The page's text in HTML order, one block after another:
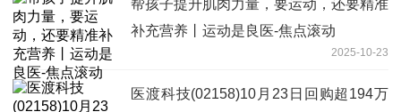
帮孩子提升肌肉力量，要运动，还要精准
补充营养丨运动是良医-焦点滚动
2025-10-23
医渡科技(02158)10月23日回购超194万